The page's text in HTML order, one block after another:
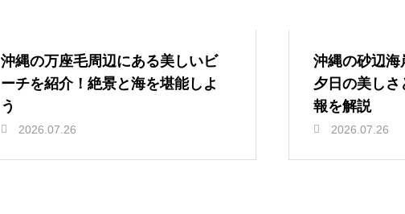
沖縄の万座毛周辺にある美しいビ
ーチを紹介！絶景と海を堪能しよ
う
2026.07.26
沖縄の砂辺海
夕日の美し
報を解説
2026.07.26